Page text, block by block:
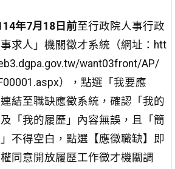
年7月18日前至行政院人事行政
求人」機關徵才系統（網址：htt
want03front/AP/
），點選「我要應
結至職缺應徵系統，確認「我的
「我的履歷」內容無誤，且「簡
不得空白，點選【應徵職缺】即
同意開放履歷工作徵才機關調